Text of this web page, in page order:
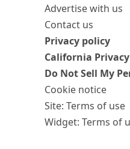
Advertise with us
Contact us
Privacy policy
California
Do Not Sell My
Cookie notice
Site: Terms of use
Widget: Terms of